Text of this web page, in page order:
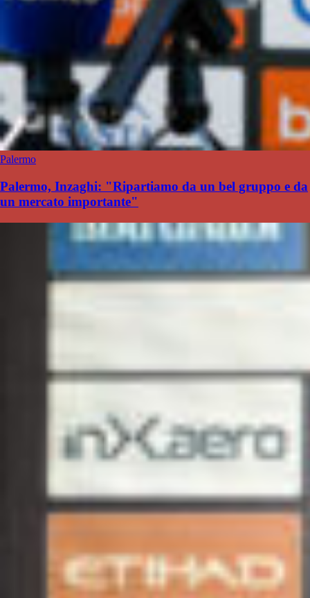
Palermo
Palermo, Inzaghi: "Ripartiamo da un bel gruppo e da
un mercato importante"